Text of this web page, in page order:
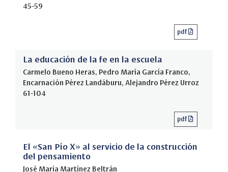
45-59
pdf
La educación de la fe en la escuela
Carmelo Bueno Heras, Pedro María García Franco,
Encarnación Pérez Landáburu, Alejandro Pérez Urroz
61-104
pdf
El «San Pío X» al servicio de la construcción
del pensamiento
José María Martínez Beltrán